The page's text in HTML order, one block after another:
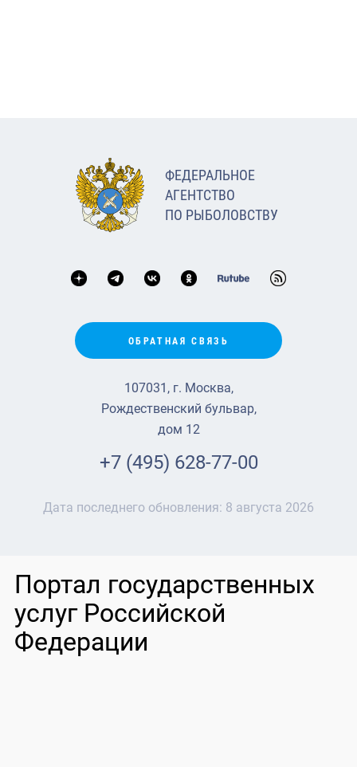
ФЕДЕРАЛЬНОЕ
АГЕНТСТВО
ПО РЫБОЛОВСТВУ
ОБРАТНАЯ СВЯЗЬ
107031, г. Москва,
Рождественский бульвар,
дом 12
+7 (495) 628-77-00
Дата последнего обновления: 8 августа 2026
Портал государственных
услуг Российской
Федерации